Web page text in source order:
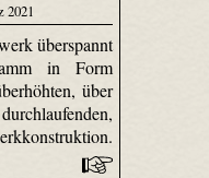
2021
überspannt
in Form
über